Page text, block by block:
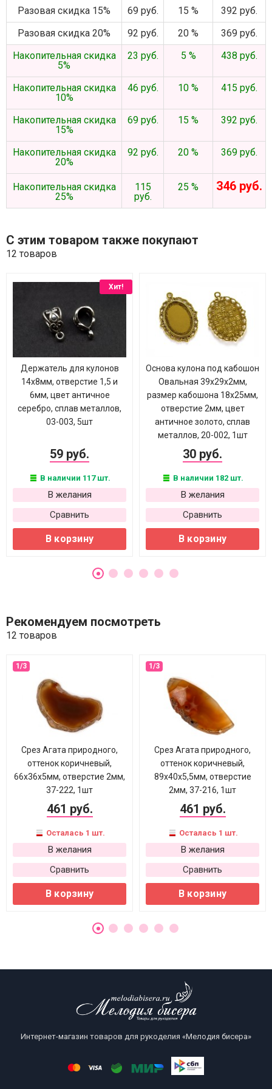
Разовая скидка 15% 69 руб. 15 %
392 руб.
Разовая скидка 20%
92 руб. 20 %
369 руб.
Накопительная скидка
5%
23 руб. 5 % 438 руб.
Накопительная скидка
10%
46 руб. 10 % 415 руб.
Накопительная скидка
15%
69 руб. 15 % 392 руб.
Накопительная скидка
20%
92 руб. 20 % 369 руб.
Накопительная скидка
25%
115
руб.
25 % 346 руб.
С этим товаром также покупают
12 товаров
Хит!
Держатель для кулонов
14х8мм, отверстие 1,5 и
6мм, цвет античное
серебро, сплав металлов,
03-003, 5шт
59 руб.
В наличии 117 шт.
В желания
Сравнить
В корзину
Основа кулона под кабошон
Овальная 39х29х2мм,
размер кабошона 18х25мм,
отверстие 2мм, цвет
античное золото, сплав
металлов, 20-002, 1шт
30 руб.
В наличии 182 шт.
В желания
Сравнить
В корзину
Рекомендуем посмотреть
12 товаров
Срез Агата природного,
оттенок коричневый,
66х36х5мм, отверстие 2мм,
37-222, 1шт
461 руб.
Осталась 1 шт.
В желания
Сравнить
В корзину
Срез Агата природного,
оттенок коричневый,
89х40х5,5мм, отверстие
2мм, 37-216, 1шт
461 руб.
Осталась 1 шт.
В желания
Сравнить
В корзину
Интернет-магазин товаров для рукоделия «Мелодия бисера»